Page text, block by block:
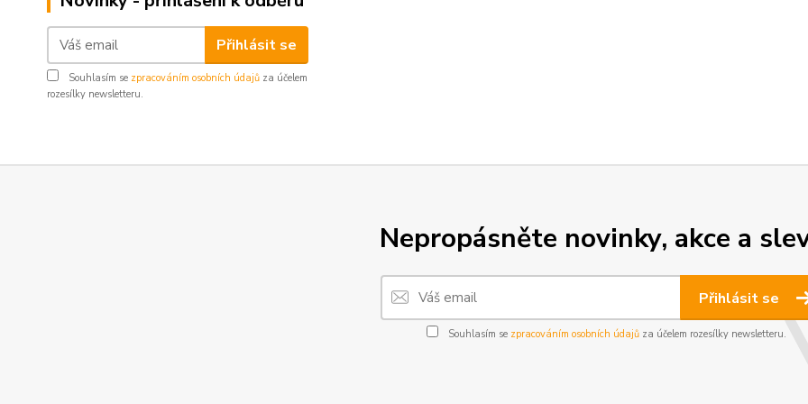
Přihlásit se
Souhlasím se zpracováním osobních údajů za účelem
rozesílky newsletteru.
Nepropásněte novinky, akce a
Přihlásit se
Souhlasím se zpracováním osobních údajůza účelem rozesílky newsletteru.